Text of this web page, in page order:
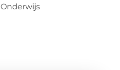
Onderwijs